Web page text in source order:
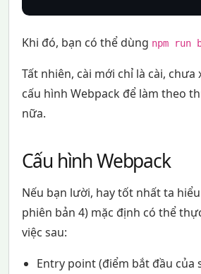
Khi đó, bạn có thể dùng npm run
Tất nhiên, cài mới chỉ là cài, chưa
cấu hình Webpack để làm theo
nữa.
Cấu hình Webpack
Nếu bạn lười, hay tốt nhất ta
phiên bản 4) mặc định có thể
việc sau:
Entry point (điểm bắt đầu của